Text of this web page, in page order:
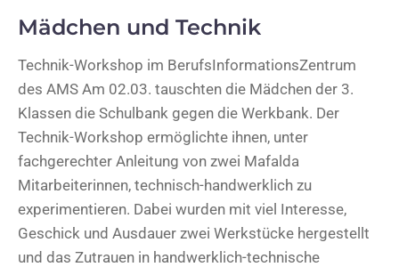
Mädchen und Technik
Technik-Workshop im BerufsInformationsZentrum
des AMS Am 02.03. tauschten die Mädchen der 3.
Klassen die Schulbank gegen die Werkbank. Der
Technik-Workshop ermöglichte ihnen, unter
fachgerechter Anleitung von zwei Mafalda
Mitarbeiterinnen, technisch-handwerklich zu
experimentieren. Dabei wurden mit viel Interesse,
Geschick und Ausdauer zwei Werkstücke hergestellt
und das Zutrauen in handwerklich-technische